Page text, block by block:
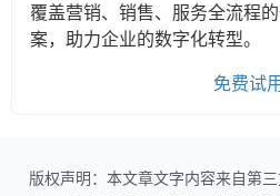
覆盖营销、销售、服务全流程
案，助力企业的数字化转型。
免费试用
版权声明：本文章文字内容来自第